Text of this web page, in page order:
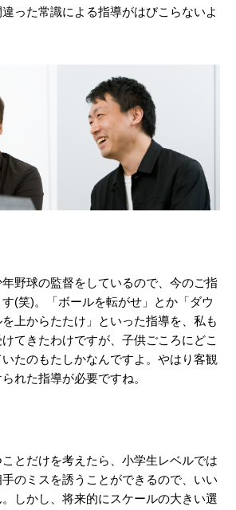
った常識による指導がはびこらないよ
野球の監督をしているので、今のご指
(笑)。「ボールを転がせ」とか「ダウ
上からたたけ」といった指導を、私も
てきたわけですが、子供ごころにどこ
たのもたしかなんですよ。やはり客観
れた指導が必要ですね。
とだけを考えたら、小学生レベルでは
のミスを誘うことができるので、いい
しかし、将来的にスケールの大きい選